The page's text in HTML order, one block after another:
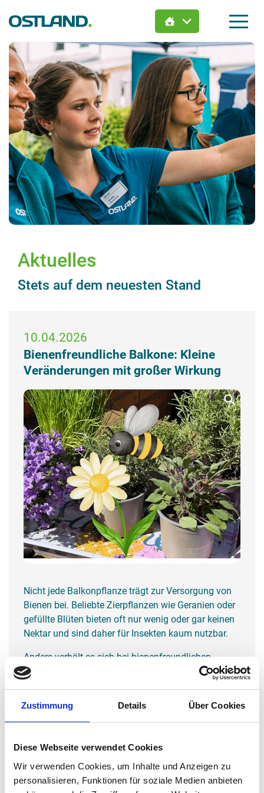
Zustimmung Details Über Cookies
Diese Webseite verwendet Cookies
Wir verwenden Cookies, um Inhalte und Anzeigen zu
personalisieren, Funktionen für soziale Medien anbieten
Jetzt Wunsch-Immobilie
finden:
Hier zieht Dein Leben ein.
Aktuelles
Stets auf dem neuesten Stand
10.04.2026
Bienenfreundliche Balkone: Kleine
Veränderungen mit großer Wirkung
Nicht jede Balkonpflanze trägt zur Versorgung von
Bienen bei. Beliebte Zierpflanzen wie Geranien oder
gefüllte Blüten bieten oft nur wenig oder gar keinen
Nektar und sind daher für Insekten kaum nutzbar.
Anders verhält es sich bei bienenfreundlichen
Pflanzen wie Lavendel, Salbei, Rosmarin, Thymian,
wertvolle Nahrung und machen auch kleinere
Flächen wie Balkone zu wichtigen Lebensräumen
Im zugehörigen Instagram-Beitrag erklärt Imker Golo
Martin von Beerent, warum jede einzelne Blüte zählt
und nimmt zugleich eine häufige Sorge: Bienen sind